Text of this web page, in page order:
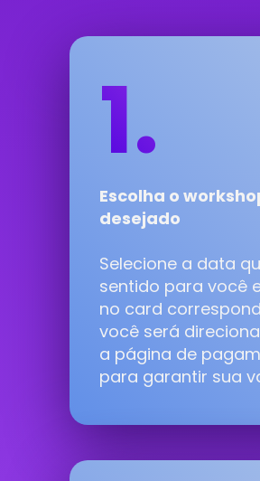
1.
Escolha o
desejado
Selecione a data
sentido para você
no card
você será
a página de
para garantir sua